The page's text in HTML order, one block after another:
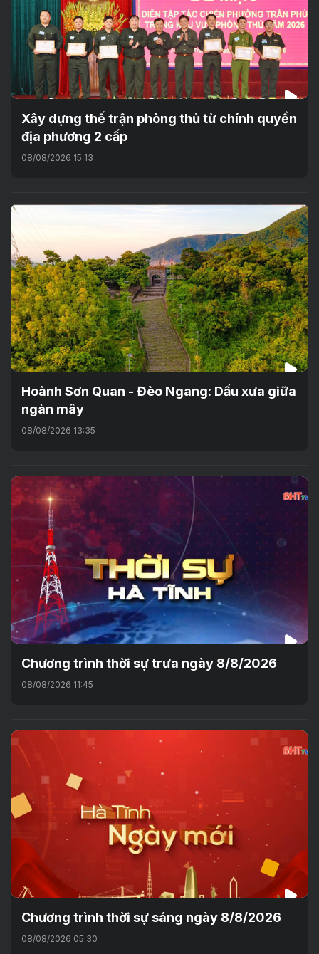
Xây dựng thế trận phòng thủ từ chính quyền
địa phương 2 cấp
08/08/2026 15:13
Hoành Sơn Quan - Đèo Ngang: Dấu xưa giữa
ngàn mây
08/08/2026 13:35
Chương trình thời sự trưa ngày 8/8/2026
08/08/2026 11:45
Chương trình thời sự sáng ngày 8/8/2026
08/08/2026 05:30